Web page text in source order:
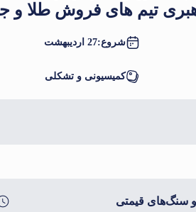
تیم های فروش طلا و
شروع:27 اردیبهشت
کمیسیونی و تشکلی
سنگ‌های قیمتی